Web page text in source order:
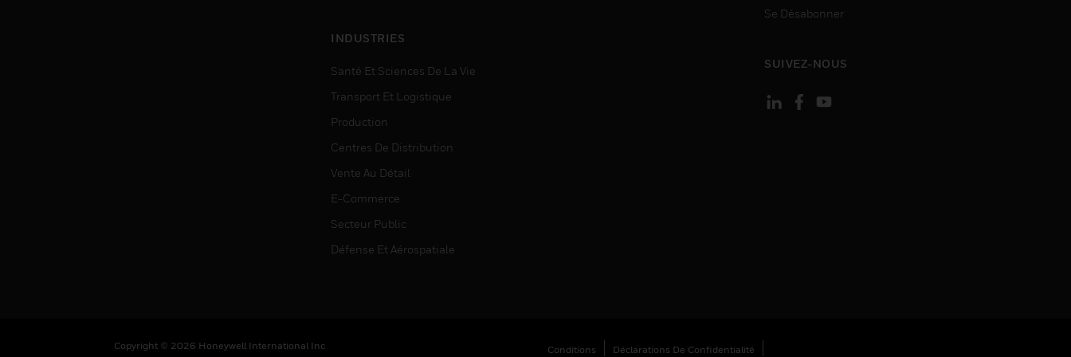
INDUSTRIES
Santé Et Sciences De La Vie
Transport Et Logistique
Production
Centres De Distribution
Vente Au Détail
E-Commerce
Secteur Public
Défense Et Aérospatiale
Se Désabonner
SUIVEZ-NOUS
Copyright © 2026 Honeywell International Inc Conditions Déclarations De Confidentialité